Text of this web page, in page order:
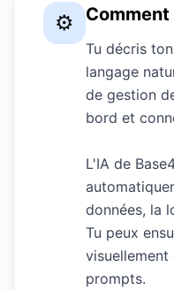
⚙️
Tu décris
langage
de gestion
bord et
L'IA de
données, la
Tu peux
visuellement
prompts.